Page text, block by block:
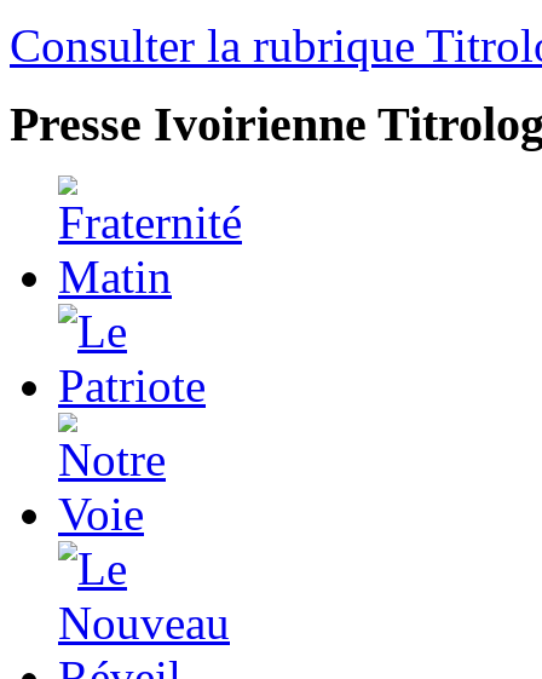
Consulter la rubrique
Presse Ivoirienne